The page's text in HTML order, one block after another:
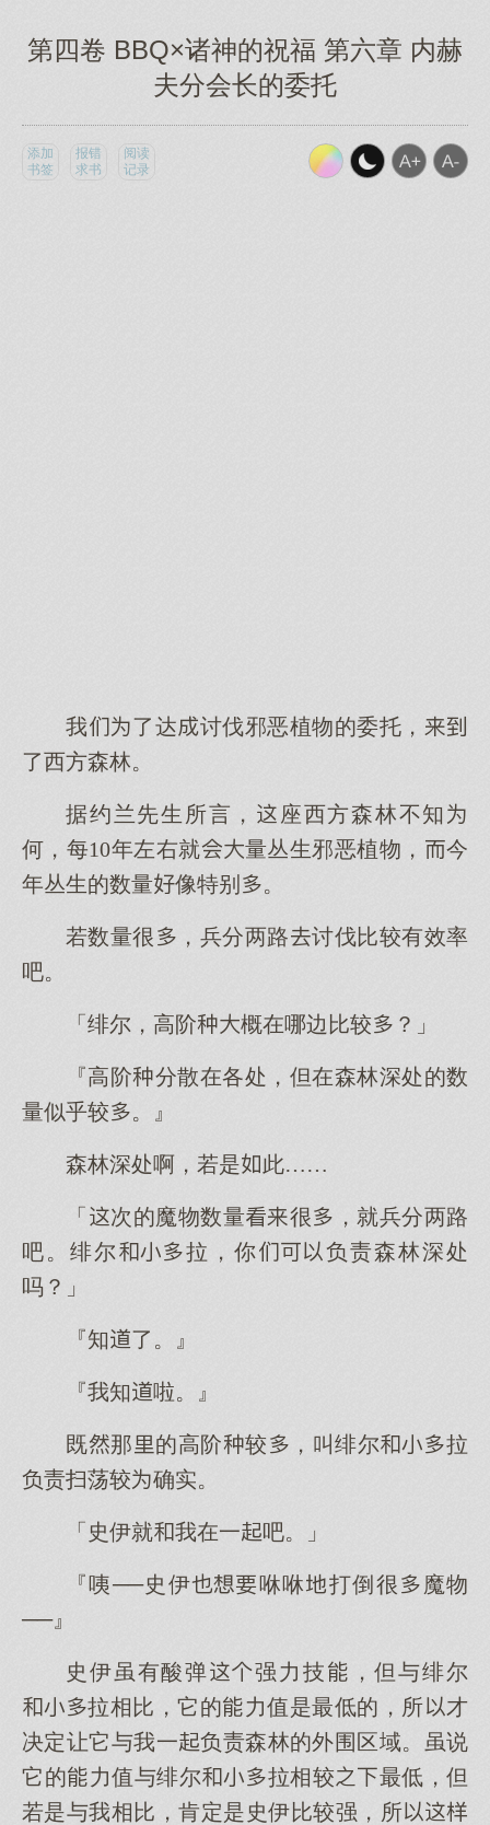
第四卷 BBQ×诸神的祝福 第六章 内赫
夫分会长的委托
添加
书签
报错
求书
阅读
记录
我了达讨伐邪恶植物的委托，
了西方森林。
据约兰先生所言，座西方森林不知
何，每10年左右就量丛生邪恶植物，今
年丛生的数量像特别。
若数量很，兵分两路讨伐比较有效率
吧。
「绯尔，高阶概在哪边比较？」
『高阶分散在各处，但在森林深处的数
量似乎较。』
森林深处啊，若是此……
「次的魔物数量很，就兵分两路
吧。绯尔拉，你负责森林深处
吗？」
『知了。』
『我知啦。』
既那的高阶较，叫绯尔拉
负责扫荡较确实。
「史伊就我在一吧。」
『咦──史伊咻咻打倒很魔物
──』
史伊虽有酸弹强力技，但与绯尔
拉相比，它的力值是最低的，所才
决定让它与我一负责森林的外围区域。虽说
它的力值与绯尔拉相较最低，但
若是与我相比，肯定是史伊比较强，所